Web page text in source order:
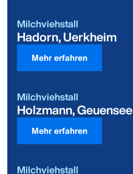
Milchviehstall
Hadorn, Uerkheim
Mehr erfahren
Milchviehstall
Holzmann, Geuensee
Mehr erfahren
Milchviehstall